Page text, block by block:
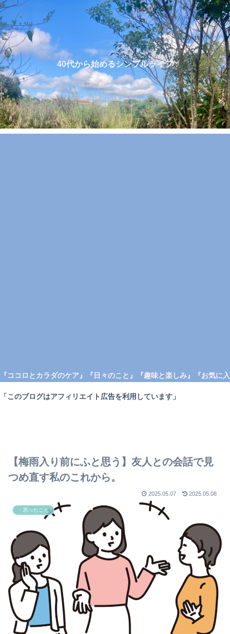
40代から始めるシンプルライフ
『ココロとカラダのケア』 『日々のこと』 『趣味と楽しみ』 『お気に
「このブログはアフィリエイト広告を利用しています」
【梅雨入り前にふと思う】友人との会話で見
つめ直す私のこれから。
2025.05.07 2025.05.08
・思ったこと